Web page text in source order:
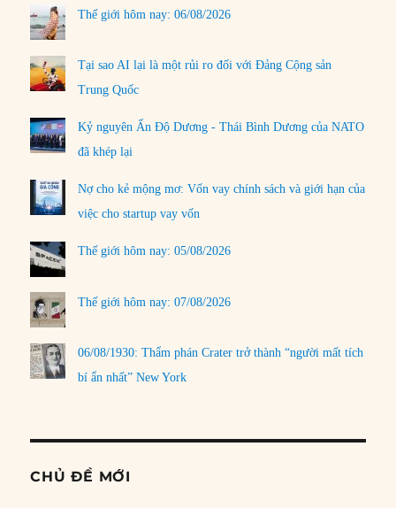
Thế giới hôm nay: 06/08/2026
Tại sao AI lại là một rủi ro đối với Đảng Cộng sản
Trung Quốc
Kỷ nguyên Ấn Độ Dương - Thái Bình Dương của NATO
đã khép lại
Nợ cho kẻ mộng mơ: Vốn vay chính sách và giới hạn của
việc cho startup vay vốn
Thế giới hôm nay: 05/08/2026
Thế giới hôm nay: 07/08/2026
06/08/1930: Thẩm phán Crater trở thành “người mất tích
bí ẩn nhất” New York
CHỦ ĐỀ MỚI